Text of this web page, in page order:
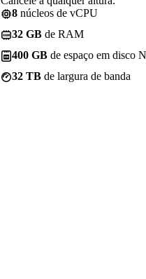
8 núcleos de vCPU
32 GB de RAM
400 GB de espaço em disco
32 TB de largura de banda